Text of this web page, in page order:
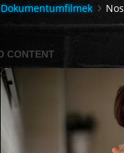
Dokumentumfilmek